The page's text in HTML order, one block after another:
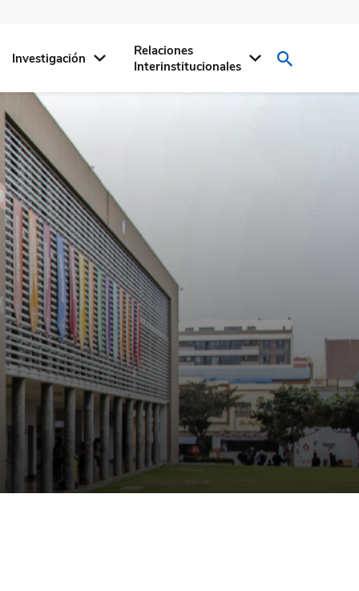
Investigación
Relaciones
Interinstitucionales